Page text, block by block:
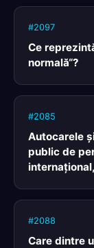
#2097
Ce
normală“?
#2085
Autocarele
public de
#2088
Care dintre